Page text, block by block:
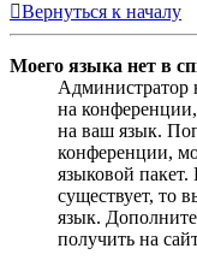
Вернуться к началу
Моего языка нет в
Администратор
на
на ваш язык.
конференции,
языковой пакет.
существует, то
язык.
получить на